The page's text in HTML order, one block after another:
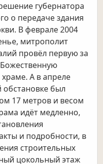
губернатора
о передаче здания
В феврале 2004
митрополит
провёл первую за
А в апреле
обстановке был
17 метров и весом
идёт медленно,
и подробности, в
строительных
цокольный этаж